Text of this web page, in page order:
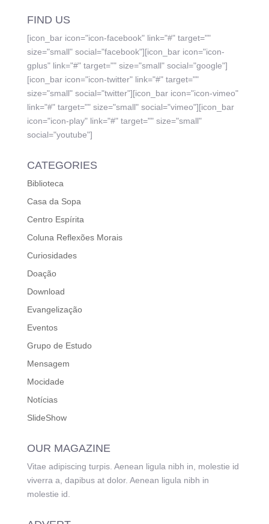
FIND US
[icon_bar icon="icon-facebook" link="#" target=""
size="small" social="facebook"][icon_bar icon="icon-
gplus" link="#" target="" size="small" social="google"]
[icon_bar icon="icon-twitter" link="#" target=""
size="small" social="twitter"][icon_bar icon="icon-vimeo"
link="#" target="" size="small" social="vimeo"][icon_bar
icon="icon-play" link="#" target="" size="small"
social="youtube"]
CATEGORIES
Biblioteca
Casa da Sopa
Centro Espírita
Coluna Reflexões Morais
Curiosidades
Doação
Download
Evangelização
Eventos
Grupo de Estudo
Mensagem
Mocidade
Notícias
SlideShow
OUR MAGAZINE
Vitae adipiscing turpis. Aenean ligula nibh in, molestie id
viverra a, dapibus at dolor. Aenean ligula nibh in
molestie id.